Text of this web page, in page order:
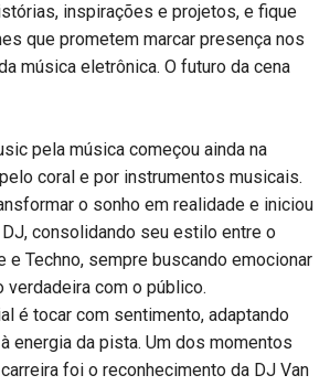
inspirações e projetos, e fique
que prometem marcar presença nos
música eletrônica. O futuro da cena
pela música começou ainda na
coral e por instrumentos musicais.
o sonho em realidade e iniciou
consolidando seu estilo entre o
e Techno, sempre buscando emocionar
verdadeira com o público.
é tocar com sentimento, adaptando
energia da pista. Um dos momentos
foi o reconhecimento da DJ Van